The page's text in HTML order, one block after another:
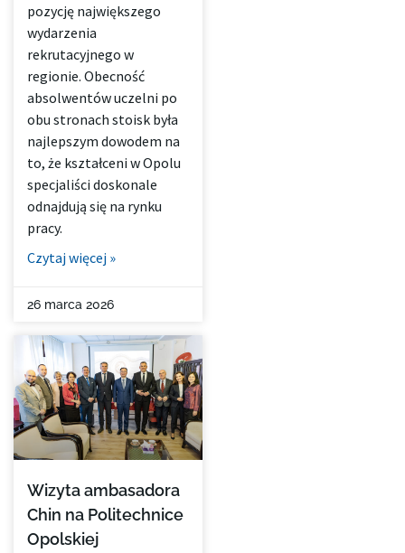
pozycję największego
wydarzenia
rekrutacyjnego w
regionie. Obecność
absolwentów uczelni po
obu stronach stoisk była
najlepszym dowodem na
to, że kształceni w Opolu
specjaliści doskonale
odnajdują się na rynku
pracy.
Czytaj więcej »
26 marca 2026
Wizyta ambasadora
Chin na Politechnice
Opolskiej